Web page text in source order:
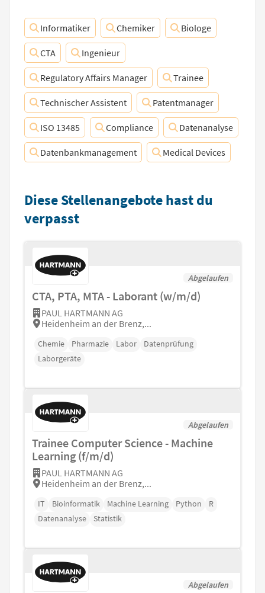
Informatiker Chemiker Biologe
CTA Ingenieur
Regulatory Affairs Manager Trainee
Technischer Assistent Patentmanager
ISO 13485 Compliance Datenanalyse
Datenbankmanagement Medical Devices
Diese Stellenangebote hast du
verpasst
Abgelaufen
CTA, PTA, MTA - Laborant (w/m/d)
PAUL HARTMANN AG
Heidenheim an der Brenz,...
Chemie Pharmazie Labor
Datenprüfung
Laborgeräte
Abgelaufen
Trainee Computer Science - Machine
Learning (f/m/d)
PAUL HARTMANN AG
Heidenheim an der Brenz,...
IT Bioinformatik Machine Learning Python
R
Datenanalyse
Statistik
Abgelaufen